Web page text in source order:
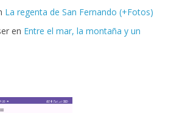
La regenta de San Fernando (+Fotos)
en Entre el mar, la montaña y un